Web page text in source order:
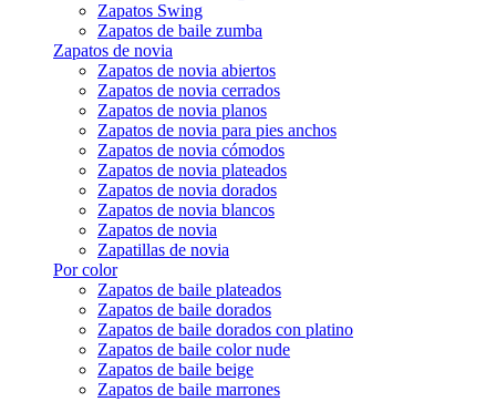
Zapatos Swing
Zapatos de baile zumba
Zapatos de novia
Zapatos de novia abiertos
Zapatos de novia cerrados
Zapatos de novia planos
Zapatos de novia para pies anchos
Zapatos de novia cómodos
Zapatos de novia plateados
Zapatos de novia dorados
Zapatos de novia blancos
Zapatos de novia
Zapatillas de novia
Por color
Zapatos de baile plateados
Zapatos de baile dorados
Zapatos de baile dorados con platino
Zapatos de baile color nude
Zapatos de baile beige
Zapatos de baile marrones